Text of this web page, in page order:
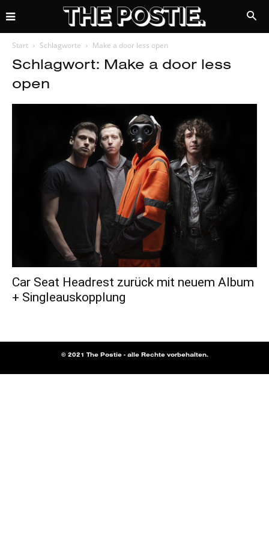
Start Schlagworte Make a door less open
Schlagwort: Make a door less
open
Car Seat Headrest zurück mit neuem Album
+ Singleauskopplung
© 2021 The Postie - alle Rechte vorbehalten.